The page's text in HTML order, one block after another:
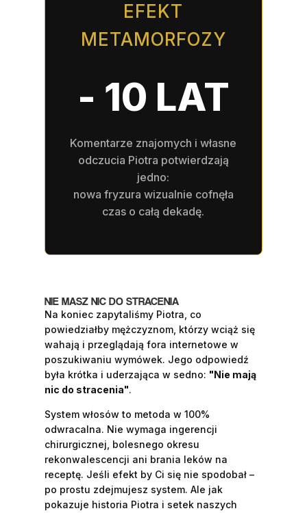
EFEKT
METAMORFOZY
- 10 LAT
Komentarze znajomych i własne
odczucia Piotra potwierdzają
jedno:
nowa fryzura wizualnie cofnęła
czas o całą dekadę.
NIE MASZ NIC DO STRACENIA
Na koniec zapytaliśmy Piotra, co
powiedziałby mężczyznom, którzy wciąż się
wahają i przeglądają fora internetowe w
poszukiwaniu wymówek. Jego odpowiedź
była krótka i uderzająca w sedno: "Nie mają
nic do stracenia".
System włosów to metoda w 100%
odwracalna. Nie wymaga ingerencji
chirurgicznej, bolesnego okresu
rekonwalescencji ani brania leków na
receptę. Jeśli efekt by Ci się nie spodobał –
po prostu zdejmujesz system. Ale jak
pokazuje historia Piotra i setek naszych